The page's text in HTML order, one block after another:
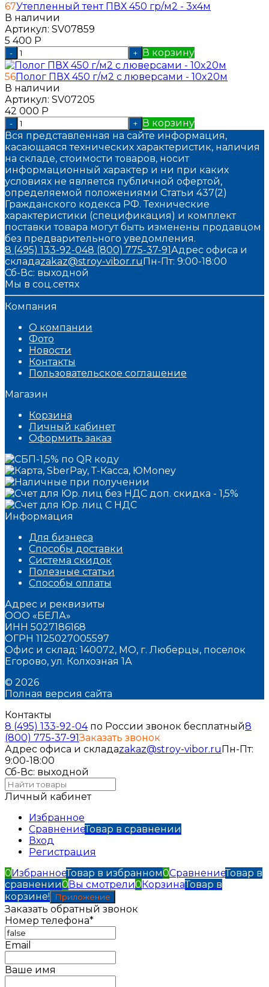
67Утепленный тент ПВХ 450 гр/м2 - 3x4м
В наличии
Артикул: SV07859
5 400 Р
- + В корзину
56Полог ПВХ 450 г/м2 с люверсами - 10x20м
В наличии
Артикул: SV07205
42 000 Р
- +
В корзину
Вся представленная на сайте информация,
касающаяся технических характеристик, наличия
на складе, стоимости товаров, носит
информационный характер и ни при каких
условиях не является публичной офертой,
определяемой положениями Статьи 437(2)
Гражданского кодекса РФ. Технические
характеристики (спецификация) и комплект
поставки товара могут быть изменены продавцом
без предварительного уведомления.
8 (495) 133-92-048 (800) 775-37-91Адрес офиса и
складаzakaz@stroy-vibor.ru Пн-Пт: 9:00-18:00
Сб-Вс: выходной
Мы в соц.сетях
Компания
О компании
Фото
Новости
Контакты
Пользовательское соглашение
Магазин
Корзина
Личный кабинет
Оформить заказ
Информация
Для бизнеса
Способы доставки
Система скидок
Полезные статьи
Способы оплаты
Адрес и реквизиты
ООО «БЕЛА»
ИНН 5027186168
ОГРН 1125027005597
Офис и склад: 140072, МО, г. Люберцы, поселок
Егорово, ул. Колхозная 1А
© 2026
Полная версия сайта
Контакты
8 (495) 133-92-04по России звонок бесплатный8
(800) 775-37-91Заказать звонок
Адрес офиса и складаzakaz@stroy-vibor.ru Пн-Пт:
9:00-18:00
Сб-Вс: выходной
Личный кабинет
Избранное
СравнениеТовар в сравнении
Вход
Регистрация
0 ИзбранноеТовар в избранном0СравнениеТовар в
сравнении0 Вы смотрели0 КорзинаТовар в
корзине!
Приложение
Заказать обратный звонок
Номер телефона*
Email
Ваше имя